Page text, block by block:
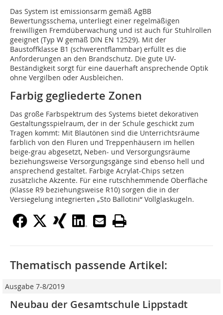
Das System ist emissionsarm gemäß AgBB
Bewertungsschema, unterliegt einer regelmäßigen
freiwilligen Fremdüberwachung und ist auch für Stuhlrollen
geeignet (Typ W gemäß DIN EN 12529). Mit der
Baustoffklasse B1 (schwerentflammbar) erfüllt es die
Anforderungen an den Brandschutz. Die gute UV-
Beständigkeit sorgt für eine dauerhaft ansprechende Optik
ohne Vergilben oder Ausbleichen.
Farbig gegliederte Zonen
Das große Farbspektrum des Systems bietet dekorativen
Gestaltungsspielraum, der in der Schule geschickt zum
Tragen kommt: Mit Blautönen sind die Unterrichtsräume
farblich von den Fluren und Treppenhäusern im hellen
beige-grau abgesetzt, Neben- und Versorgungsräume
beziehungsweise Versorgungsgänge sind ebenso hell und
ansprechend gestaltet. Farbige Acrylat-Chips setzen
zusätzliche Akzente. Für eine rutschhemmende Oberfläche
(Klasse R9 beziehungsweise R10) sorgen die in der
Versiegelung integrierten „Sto Ballotini“ Vollglaskugeln.
Thematisch passende Artikel:
Ausgabe 7-8/2019
Neubau der Gesamtschule Lippstadt